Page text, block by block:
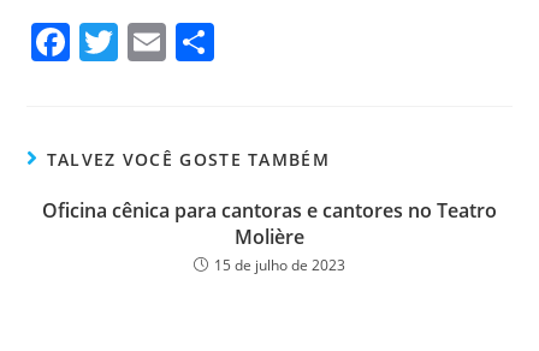
Fa
ok
T
er
E
TALVEZ VOCÊ GOSTE TAMBÉM
Oficina cênica para cantoras e cantores no Teatro
Molière
15 de julho de 2023